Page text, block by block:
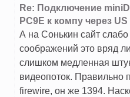
Re: Подключение
PC9E к компу через US
А на Сонькин сайт
соображений это вряд
слишком медленная
видеопоток. Правильно
firewire, он же 1394.